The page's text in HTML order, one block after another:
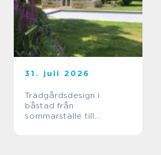
31. juli 2026
Trädgårdsdesign i
båstad från
sommarställe till